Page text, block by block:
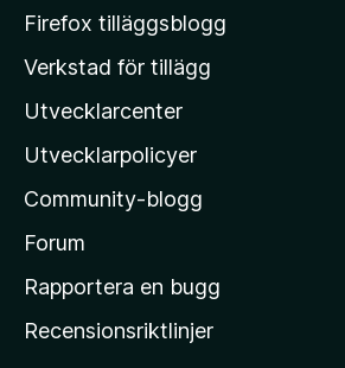
M
z
i
l
a
s
h
m
Firefox tilläggsblogg
Verkstad för tillägg
Utvecklarcenter
Utvecklarpolicyer
Community-blogg
Forum
Rapportera en bugg
Recensionsriktlinjer